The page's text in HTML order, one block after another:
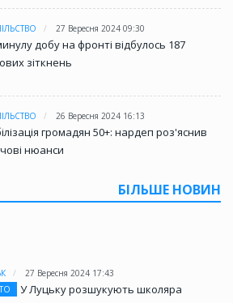
27 Вересня 2024 09:30
добу на фронті відбулось 187
зіткнень
26 Вересня 2024 16:13
громадян 50+: нардеп роз'яснив
нюанси
БІЛЬШЕ НОВИН
27 Вересня 2024 17:43
У Луцьку розшукують школяра